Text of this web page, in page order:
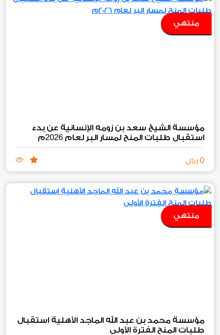
منتهي
مؤسسة الشيخ سعد بن زومه الإنسانية عن بدء
استقبال طلبات المنح لمسار البر لعام 2026م
0 ريال
منتهي
مؤسسة محمد بن عبد الله الماجد الأهلية استقبال
طلبات المنح الفترة الأولى